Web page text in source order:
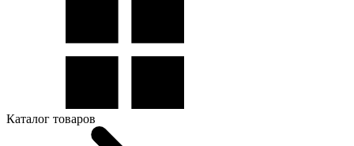
Каталог товаров